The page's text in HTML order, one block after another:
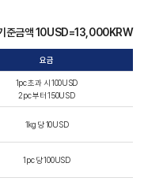
준금액 10USD=13,000KRW
요금
1pc 초과 시 100USD
2pc 부터 150USD
1kg 당 10USD
1pc 당 100USD